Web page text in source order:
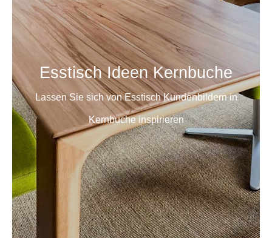
Esstisch Ideen Kernbuche
Lassen Sie sich von Esstisch Kundenbildern in
Kernbuche inspirieren